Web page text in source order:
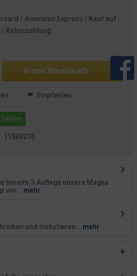
/ American Express / Kauf auf
/ Ratenzahlung
In den Warenkorb
Empfehlen
11588210
bereits 3.Auflage unsere Magna
vor...
mehr
und diskutieren...
mehr